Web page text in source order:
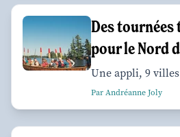
Des
pour le Nord
Une appli, 9
Par Andréanne Joly